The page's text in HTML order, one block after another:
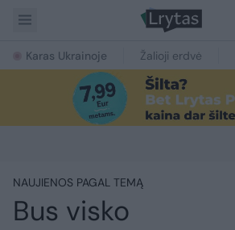
Karas Ukrainoje Žalioji erdvė
NAUJIENOS PAGAL TEMĄ
Bus visko